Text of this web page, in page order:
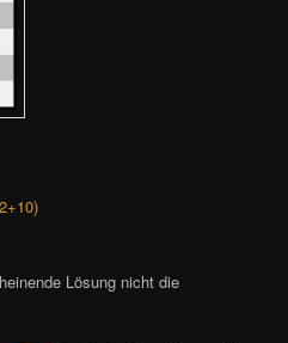
Lösung nicht die